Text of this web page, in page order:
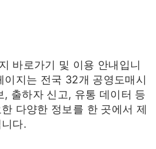
바로가기 및 이용 안내입니
이지는 전국 32개 공영도매시
, 출하자 신고, 유통 데이터 등
다양한 정보를 한 곳에서 제
다.